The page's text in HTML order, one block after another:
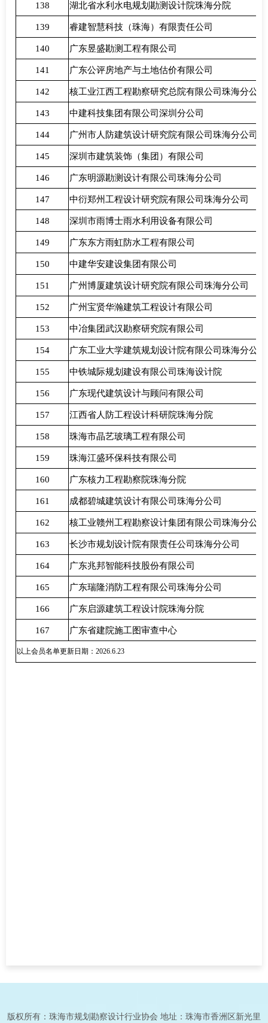
138 湖北省水利水电规划勘测设计院珠海分院
139 睿建智慧科技（珠海）有限责任公司
140 广东昱盛勘测工程有限公司
141 广东公评房地产与土地估价有限公司
142 核工业江西工程勘察研究总院有限公司珠海分公司
143 中建科技集团有限公司深圳分公司
144 广州市人防建筑设计研究院有限公司珠海分公司
145 深圳市建筑装饰（集团）有限公司
146 广东明源勘测设计有限公司珠海分公司
147 中衍郑州工程设计研究院有限公司珠海分公司
148 深圳市雨博士雨水利用设备有限公司
149 广东东方雨虹防水工程有限公司
150 中建华安建设集团有限公司
151 广州博厦建筑设计研究院有限公司珠海分公司
152 广州宝贤华瀚建筑工程设计有限公司
153 中冶集团武汉勘察研究院有限公司
154 广东工业大学建筑规划设计院有限公司珠海分公司
155 中铁城际规划建设有限公司珠海设计院
156 广东现代建筑设计与顾问有限公司
157 江西省人防工程设计科研院珠海分院
158 珠海市晶艺玻璃工程有限公司
159 珠海江盛环保科技有限公司
160 广东核力工程勘察院珠海分院
161 成都碧城建筑设计有限公司珠海分公司
162 核工业赣州工程勘察设计集团有限公司珠海分公司
163 长沙市规划设计院有限责任公司珠海分公司
164 广东兆邦智能科技股份有限公司
165 广东瑞隆消防工程有限公司珠海分公司
166 广东启源建筑工程设计院珠海分院
167 广东省建院施工图审查中心
以上会员名单更新日期：2026.6.23
版权所有：珠海市规划勘察设计行业协会 地址：珠海市香洲区新光里